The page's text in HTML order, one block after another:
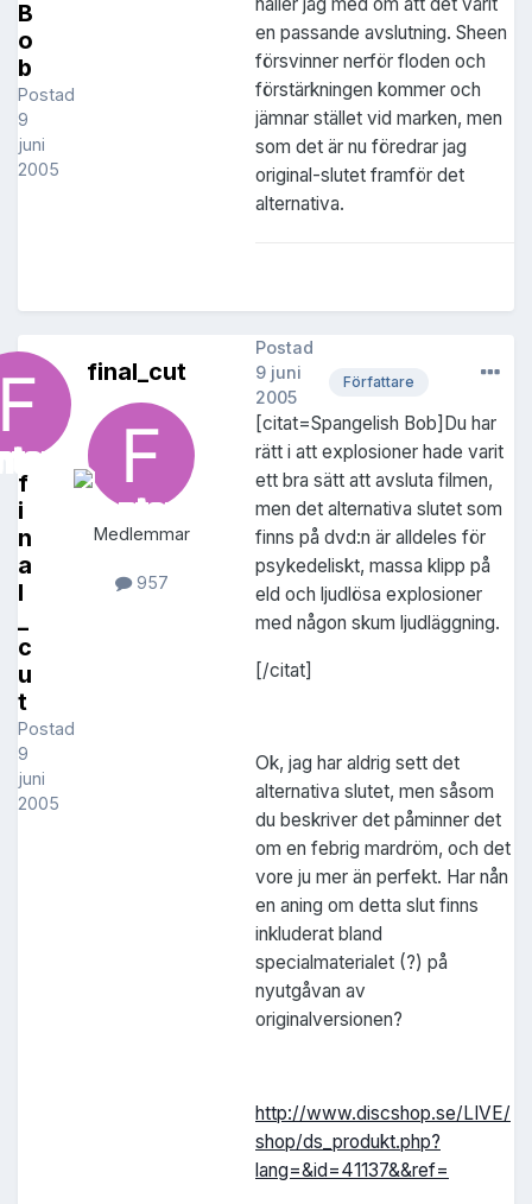
B
o
b
Postad
9
juni
2005
en passande avslutning. Sheen
försvinner nerför floden och
förstärkningen kommer och
jämnar stället vid marken, men
som det är nu föredrar jag
original-slutet framför det
alternativa.
f
i
n
a
l
_
c
u
t
Postad
9
juni
2005
final_cut
Medlemmar
957
Författare
Postad
9 juni
2005
[citat=Spangelish Bob]Du har
rätt i att explosioner hade varit
ett bra sätt att avsluta filmen,
men det alternativa slutet som
finns på dvd:n är alldeles för
psykedeliskt, massa klipp på
eld och ljudlösa explosioner
med någon skum ljudläggning.
[/citat]
Ok, jag har aldrig sett det
alternativa slutet, men såsom
du beskriver det påminner det
om en febrig mardröm, och det
vore ju mer än perfekt. Har nån
en aning om detta slut finns
inkluderat bland
specialmaterialet (?) på
nyutgåvan av
originalversionen?
http://www.discshop.se/LIVE/
shop/ds_produkt.php?
lang=&id=41137&&ref=